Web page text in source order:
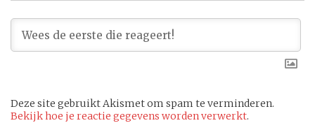
Deze site gebruikt Akismet om spam te verminderen.
Bekijk hoe je reactie gegevens worden verwerkt.